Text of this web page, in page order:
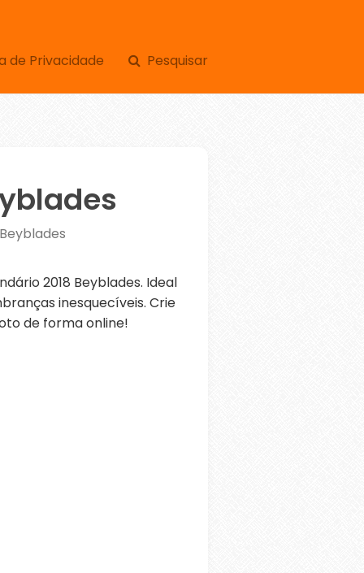
de Privacidade Pesquisar
2018 Beyblades. Ideal
inesquecíveis. Crie
de forma online!